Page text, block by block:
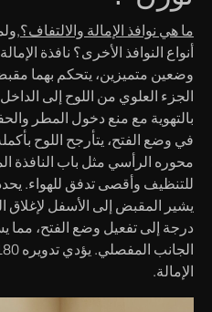
ما هي نوافذ الإمالة والالتفاف؟
أنواع النوافذ الأخرى؟ نافذة
وضعين متميزين، يتحكم بهما
الجزء العلوي من اللوح إلى
بالتهوية مع منع دخول المطر
في وضع الفتح، يتأرجح اللوح
محوره الرأسي مثل باب النافذة
للتنظيف وأقصى تدفق للهواء.
درجة إلى تفعيل وضع الفتح، مما
الإمالة.